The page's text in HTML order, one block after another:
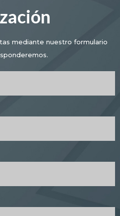
mediante nuestro formulario